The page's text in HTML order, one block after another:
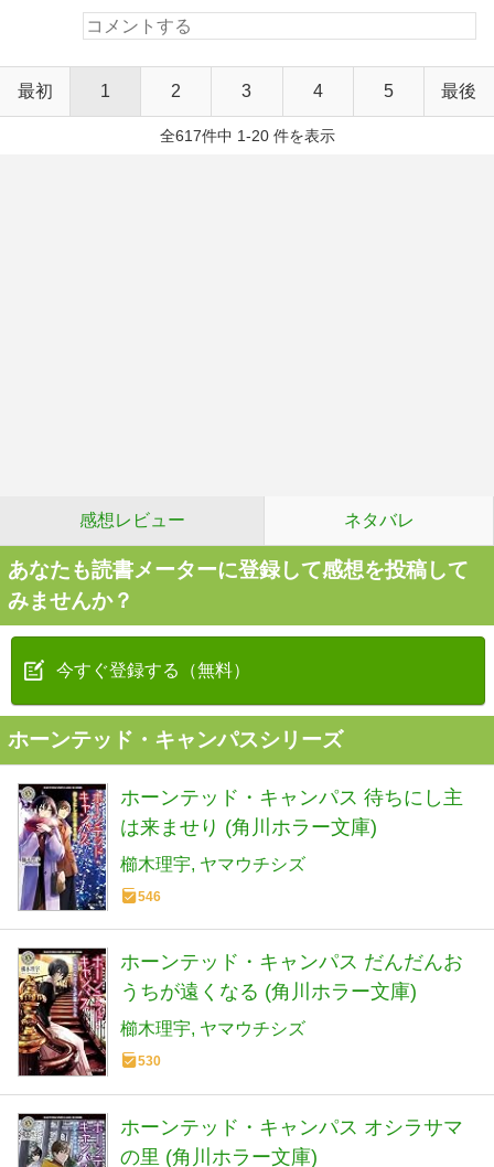
最初 1 2 3 4 5 最後
全617件中 1-20 件を表示
感想レビュー ネタバレ
あなたも読書メーターに登録して感想を投稿して
みませんか？
今すぐ登録する（無料）
ホーンテッド・キャンパスシリーズ
ホーンテッド・キャンパス 待ちにし主
は来ませり (角川ホラー文庫)
櫛木理宇 ヤマウチシズ
546
ホーンテッド・キャンパス だんだんお
うちが遠くなる (角川ホラー文庫)
櫛木理宇 ヤマウチシズ
530
ホーンテッド・キャンパス オシラサマ
の里 (角川ホラー文庫)